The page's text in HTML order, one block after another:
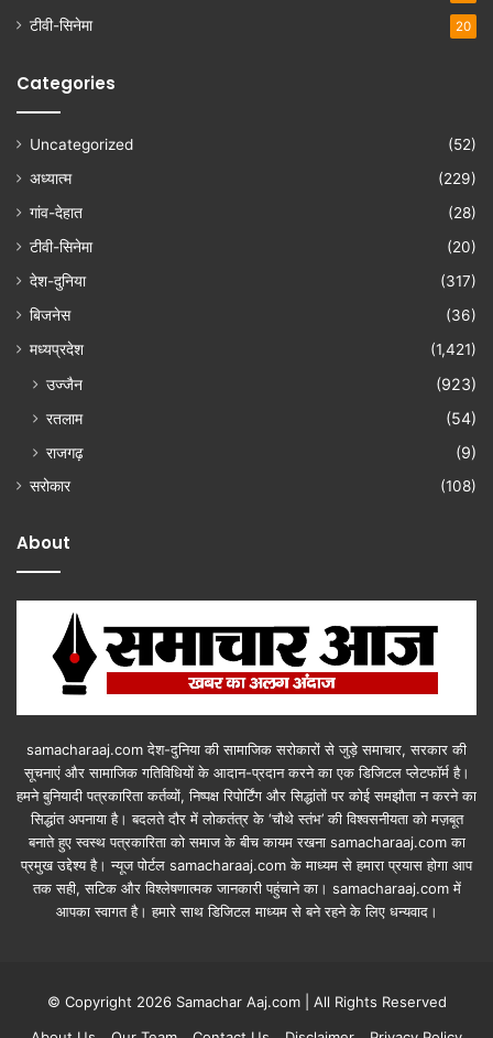
टीवी-सिनेमा 20
Categories
Uncategorized
(52)
अध्यात्म
(229)
गांव-देहात
(28)
टीवी-सिनेमा
(20)
देश-दुनिया
(317)
बिजनेस
(36)
मध्यप्रदेश
(1,421)
उज्जैन
(923)
रतलाम
(54)
राजगढ़
(9)
सरोकार (108)
About
samacharaaj.com देश-दुनिया की सामाजिक सरोकारों से जुड़े समाचार, सरकार की
सूचनाएं और सामाजिक गतिविधियाें के आदान-प्रदान करने का एक डिजिटल प्लेटफॉर्म है।
हमने बुनियादी पत्रकारिता कर्तव्यों, निष्पक्ष रिपोर्टिंग और सिद्धांतों पर कोई समझौता न करने का
सिद्धांत अपनाया है। बदलते दौर में लोकतंत्र के ‘चौथे स्तंभ’ की विश्वसनीयता को मज़बूत
बनाते हुए स्वस्थ पत्रकारिता को समाज के बीच कायम रखना samacharaaj.com का
प्रमुख उद्देश्य है। न्यूज पोर्टल samacharaaj.com के माध्यम से हमारा प्रयास होगा आप
तक सही, सटिक और विश्लेषणात्मक जानकारी पहुंचाने का। samacharaaj.com में
आपका स्‍वागत है। हमारे साथ डिजिटल माध्‍यम से बने रहने के लिए धन्‍यवाद।
© Copyright 2026 Samachar Aaj.com | All Rights Reserved